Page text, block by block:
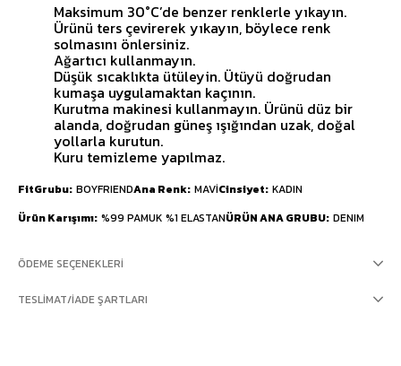
Maksimum 30°C’de benzer renklerle yıkayın.
Ürünü ters çevirerek yıkayın, böylece renk
solmasını önlersiniz.
Ağartıcı kullanmayın.
Düşük sıcaklıkta ütüleyin. Ütüyü doğrudan
kumaşa uygulamaktan kaçının.
Kurutma makinesi kullanmayın. Ürünü düz bir
alanda, doğrudan güneş ışığından uzak, doğal
yollarla kurutun.
Kuru temizleme yapılmaz.
FitGrubu BOYFRIENDAna Renk MAVİCinsiyet KADIN
Ürün Karışımı %99 PAMUK %1 ELASTANÜRÜN ANA GRUBU DENIM
ÖDEME SEÇENEKLERI
TESLIMAT/İADE ŞARTLARI